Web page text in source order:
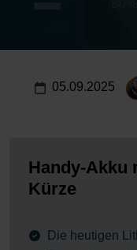
05.09.2025
Handy-Akku
Kürze
Die heutigen